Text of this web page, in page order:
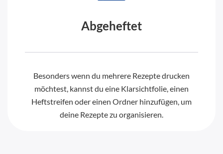
Abgeheftet
Besonders wenn du mehrere Rezepte drucken
möchtest, kannst du eine Klarsichtfolie, einen
Heftstreifen oder einen Ordner hinzufügen, um
deine Rezepte zu organisieren.